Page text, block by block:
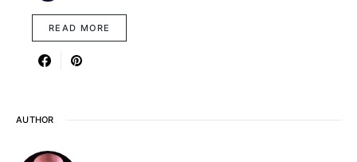
READ MORE
AUTHOR